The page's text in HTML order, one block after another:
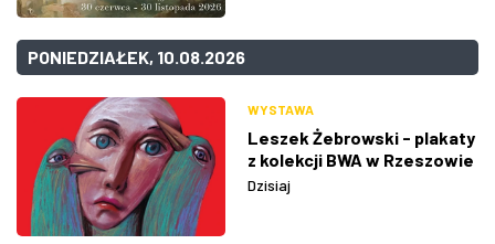
PONIEDZIAŁEK, 10.08.2026
WYSTAWA
Leszek Żebrowski - plakaty
z kolekcji BWA w Rzeszowie
Dzisiaj